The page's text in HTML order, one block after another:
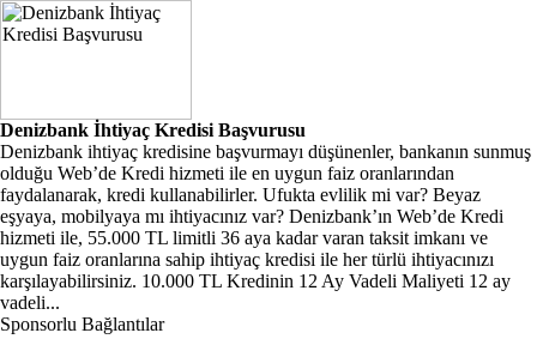
Denizbank İhtiyaç Kredisi Başvurusu
Denizbank ihtiyaç kredisine başvurmayı düşünenler, bankanın sunmuş
olduğu Web’de Kredi hizmeti ile en uygun faiz oranlarından
faydalanarak, kredi kullanabilirler. Ufukta evlilik mi var? Beyaz
eşyaya, mobilyaya mı ihtiyacınız var? Denizbank’ın Web’de Kredi
hizmeti ile, 55.000 TL limitli 36 aya kadar varan taksit imkanı ve
uygun faiz oranlarına sahip ihtiyaç kredisi ile her türlü ihtiyacınızı
karşılayabilirsiniz. 10.000 TL Kredinin 12 Ay Vadeli Maliyeti 12 ay
vadeli...
Sponsorlu Bağlantılar